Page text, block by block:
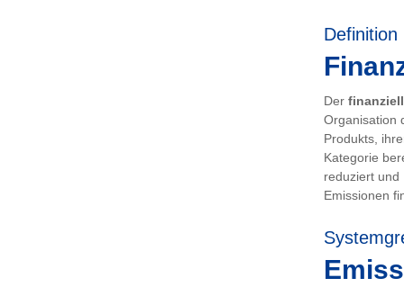
Definition
Der
Organisation
Produkts,
Kategorie
reduziert und
Emissionen